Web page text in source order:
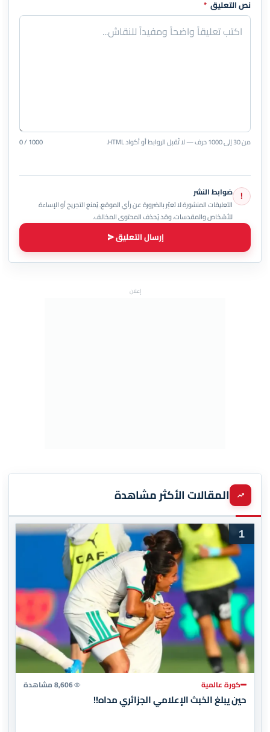
نص التعليق *
من 30 إلى 1000 حرف — لا تُقبل الروابط أو أكواد HTML. 0 / 1000
! ضوابط النشر
التعليقات المنشورة لا تعبّر بالضرورة عن رأي الموقع. يُمنع التجريح أو الإساءة
للأشخاص والمقدسات، وقد يُحذف المحتوى المخالف.
إرسال التعليق
إعلان
المقالات الأكثر مشاهدة
1
كورة عالمية 8,606 مشاهدة
حين يبلغ الخبث الإعلامي الجزائري مداه!!